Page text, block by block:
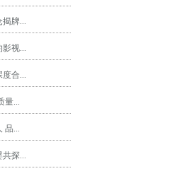
牌...
视...
合...
量...
品...
探...